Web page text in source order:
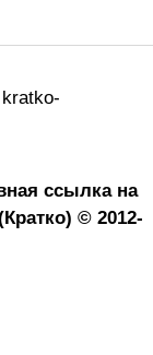
ссылка на
© 2012-